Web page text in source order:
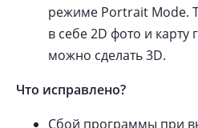
режиме Portrait Mode.
в себе 2D фото и
можно сделать 3D.
Что исправлено?
Сбой программы при